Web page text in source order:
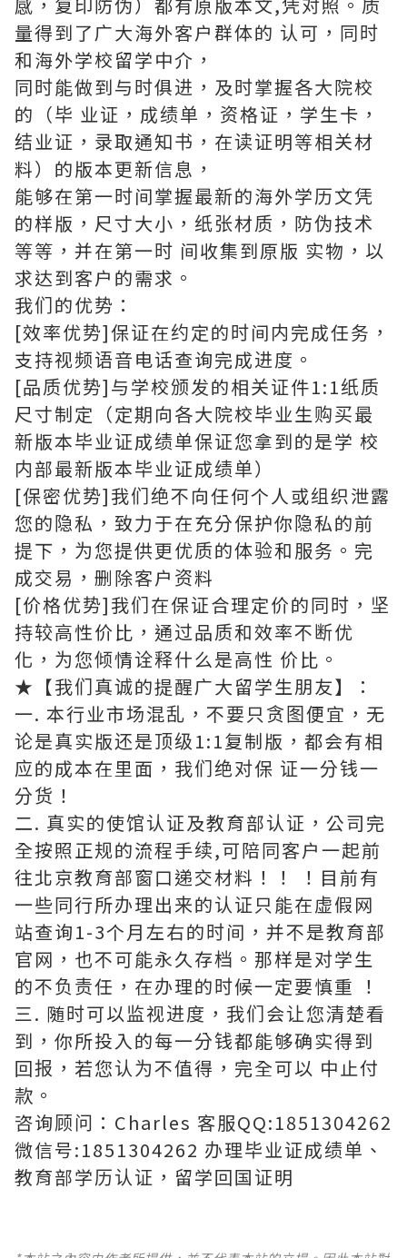
量得到了广大海外客户群体的 认可，同时
和海外学校留学中介，
同时能做到与时俱进，及时掌握各大院校
的（毕 业证，成绩单，资格证，学生卡，
结业证，录取通知书，在读证明等相关材
料）的版本更新信息，
能够在第一时间掌握最新的海外学历文凭
的样版，尺寸大小，纸张材质，防伪技术
等等，并在第一时 间收集到原版 实物，以
求达到客户的需求。
我们的优势：
[效率优势]保证在约定的时间内完成任务，
支持视频语音电话查询完成进度。
[品质优势]与学校颁发的相关证件1:1纸质
尺寸制定（定期向各大院校毕业生购买最
新版本毕业证成绩单保证您拿到的是学 校
内部最新版本毕业证成绩单）
[保密优势]我们绝不向任何个人或组织泄露
您的隐私，致力于在充分保护你隐私的前
提下，为您提供更优质的体验和服务。完
成交易，删除客户资料
[价格优势]我们在保证合理定价的同时，坚
持较高性价比，通过品质和效率不断优
化，为您倾情诠释什么是高性 价比。
★【我们真诚的提醒广大留学生朋友】：
一. 本行业市场混乱，不要只贪图便宜，无
论是真实版还是顶级1:1复制版，都会有相
应的成本在里面，我们绝对保 证一分钱一
分货！
二. 真实的使馆认证及教育部认证，公司完
全按照正规的流程手续,可陪同客户一起前
往北京教育部窗口递交材料！！ ！目前有
一些同行所办理出来的认证只能在虚假网
站查询1-3个月左右的时间，并不是教育部
官网，也不可能永久存档。那样是对学生
的不负责任，在办理的时候一定要慎重 ！
三. 随时可以监视进度，我们会让您清楚看
到，你所投入的每一分钱都能够确实得到
回报，若您认为不值得，完全可以 中止付
款。
咨询顾问：Charles 客服QQ:1851304262
微信号:1851304262 办理毕业证成绩单、
教育部学历认证，留学回国证明